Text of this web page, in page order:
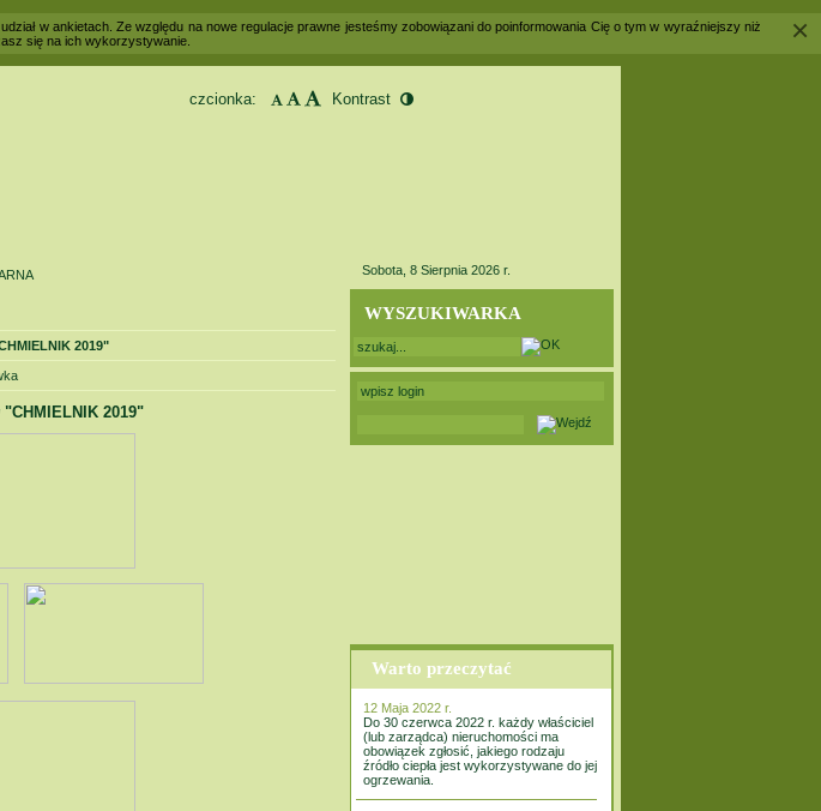
w ankietach. Ze względu na nowe regulacje prawne jesteśmy zobowiązani do poinformowania Cię o tym w wyraźniejszy niż
się na ich wykorzystywanie.
×
2019"
2019"
Sobota, 8 Sierpnia 2026 r.
WYSZUKIWARKA
Warto przeczytać
12 Maja 2022 r.
Do 30 czerwca 2022 r. każdy właściciel
(lub zarządca) nieruchomości ma
obowiązek zgłosić, jakiego rodzaju
źródło ciepła jest wykorzystywane do jej
ogrzewania.